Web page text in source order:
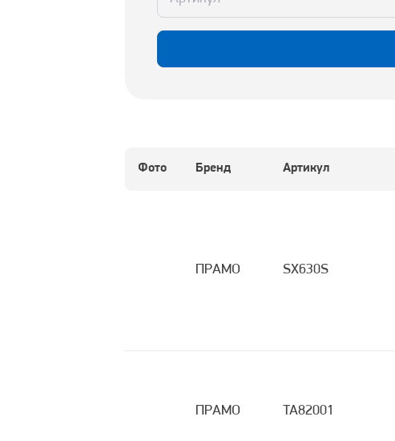
Фото Бренд Артикул
ПРАМО SX630S
ПРАМО TA82001